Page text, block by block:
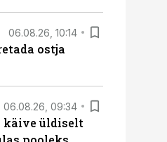
06.08.26, 10:14
ostja
06.08.26, 09:34
käive üldiselt